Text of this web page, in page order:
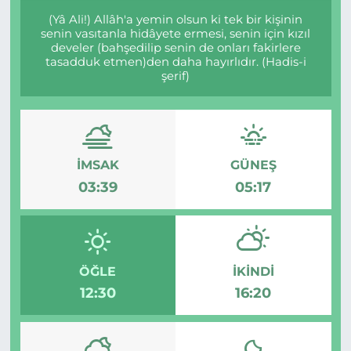
(Yâ Ali!) Allâh'a yemin olsun ki tek bir kişinin
senin vasıtanla hidâyete ermesi, senin için kızıl
develer (bahşedilip senin de onları fakirlere
tasadduk etmen)den daha hayırlıdır. (Hadis-i
şerif)
İMSAK
03:39
GÜNEŞ
05:17
ÖĞLE
12:30
İKINDI
16:20